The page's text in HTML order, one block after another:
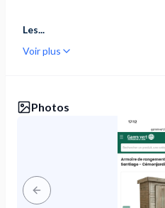
Les...
Voir plus
Photos
Previous slide